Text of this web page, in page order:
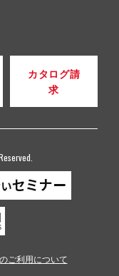
カタログ請
求
ご利用について